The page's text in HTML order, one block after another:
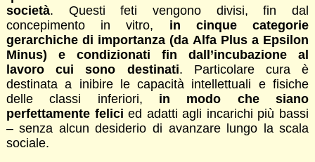
società. Questi feti vengono divisi, fin dal
concepimento in vitro, in cinque categorie
gerarchiche di importanza (da Alfa Plus a Epsilon
Minus) e condizionati fin dall’incubazione al
lavoro cui sono destinati. Particolare cura è
destinata a inibire le capacità intellettuali e fisiche
delle classi inferiori, in modo che siano
perfettamente felicied adatti agli incarichi più bassi
– senza alcun desiderio di avanzare lungo la scala
sociale.